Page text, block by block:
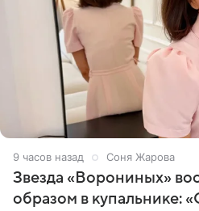
9 часов назад Соня Жарова
Звезда «Ворониных»
образом в купальнике: